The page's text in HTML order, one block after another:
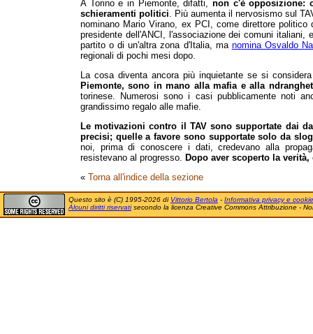
A Torino e in Piemonte, difatti, non c'è opposizione:
schieramenti politici. Più aumenta il nervosismo sul
nominano Mario Virano, ex PCI, come direttore
presidente dell'ANCI, l'associazione dei comuni
partito o di un'altra zona d'Italia, ma nomina Osvaldo
regionali di pochi mesi dopo.
La cosa diventa ancora più inquietante se si
Piemonte, sono in mano alla mafia e alla
torinese. Numerosi sono i casi pubblicamente noti
grandissimo regalo alle mafie.
Le motivazioni contro il TAV sono supportate dai
precisi; quelle a favore sono supportate solo da
noi, prima di conoscere i dati, credevano alla
resistevano al progresso. Dopo aver scoperto la
« Torna all'indice della sezione
Questo sito è (C) 1995-2026 di Vittorio Bertola - Informativa privacy e cookie
Alcuni diritti riservatisecondo la licenza Creative Commons Attribuzione -